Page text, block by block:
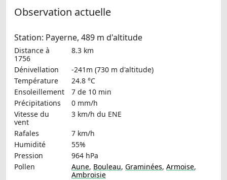
Observation actuelle
Station: Payerne, 489 m d'altitude
Distance à
1756
8.3 km
Dénivellation
-241m (730 m d'altitude)
Température
24.8 °C
Ensoleillement
7 de 10 min
Précipitations
0 mm/h
Vitesse du
vent
3 km/h du ENE
Rafales
7 km/h
Humidité
55%
Pression
964 hPa
Pollen
Aune, Bouleau, Graminées, Armoise,
Ambroisie